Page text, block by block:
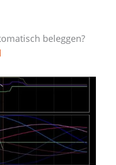
beleggen?